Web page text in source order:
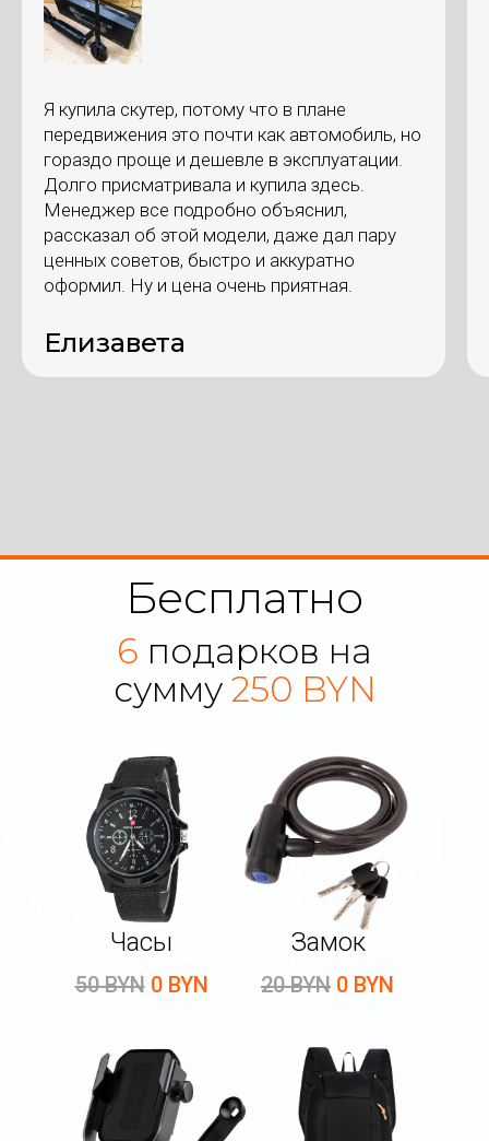
Я купила скутер, потому что в плане
передвижения это почти как автомобиль, но
гораздо проще и дешевле в эксплуатации.
Долго присматривала и купила здесь.
Менеджер все подробно объяснил,
рассказал об этой модели, даже дал пару
ценных советов, быстро и аккуратно
оформил. Ну и цена очень приятная.
Елизавета
6 подарков на
сумму 250 BYN
Бесплатно
Часы
50 BYN 0 BYN 20 BYN 0 BYN
Замок